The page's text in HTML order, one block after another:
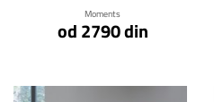
Moments
od 2790 din